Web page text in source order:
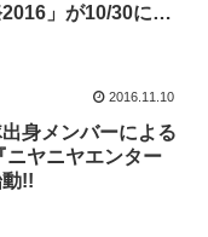
」が10/30に開
2016.11.10
身メンバーによる
ニヤニヤエンター
!!